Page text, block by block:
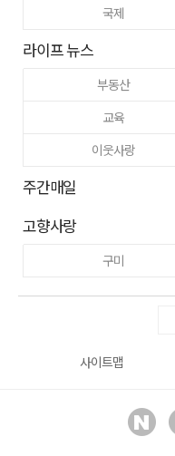
국제
라이프 뉴스
부동산
교육
이웃사랑
주간매일
고향사랑
구미
사이트맵